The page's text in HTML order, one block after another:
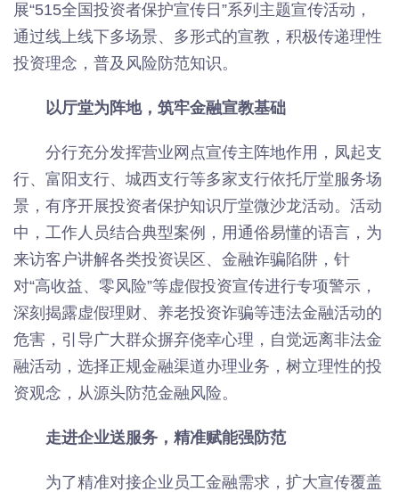
展“515全国投资者保护宣传日”系列主题宣传活动，
通过线上线下多场景、多形式的宣教，积极传递理性
投资理念，普及风险防范知识。
以厅堂为阵地，筑牢金融宣教基础
分行充分发挥营业网点宣传主阵地作用，凤起支
行、富阳支行、城西支行等多家支行依托厅堂服务场
景，有序开展投资者保护知识厅堂微沙龙活动。活动
中，工作人员结合典型案例，用通俗易懂的语言，为
来访客户讲解各类投资误区、金融诈骗陷阱，针
对“高收益、零风险”等虚假投资宣传进行专项警示，
深刻揭露虚假理财、养老投资诈骗等违法金融活动的
危害，引导广大群众摒弃侥幸心理，自觉远离非法金
融活动，选择正规金融渠道办理业务，树立理性的投
资观念，从源头防范金融风险。
走进企业送服务，精准赋能强防范
为了精准对接企业员工金融需求，扩大宣传覆盖